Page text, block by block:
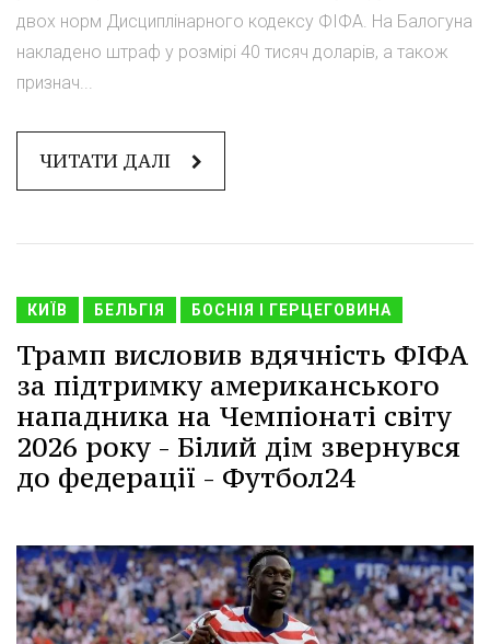
двох норм Дисциплінарного кодексу ФІФА. На Балогуна
накладено штраф у розмірі 40 тисяч доларів, а також
признач...
ЧИТАТИ ДАЛІ
КИЇВ БЕЛЬГІЯ БОСНІЯ І ГЕРЦЕГОВИНА
Трамп висловив вдячність ФІФА
за підтримку американського
нападника на Чемпіонаті світу
2026 року - Білий дім звернувся
до федерації - Футбол24